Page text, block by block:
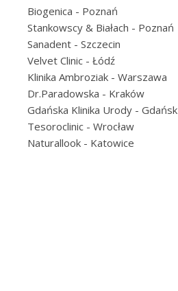
Biogenica - Poznań
Stankowscy & Białach - Poznań
Sanadent - Szczecin
Velvet Clinic - Łódź
Klinika Ambroziak - Warszawa
Dr.Paradowska - Kraków
Gdańska Klinika Urody - Gdańsk
Tesoroclinic - Wrocław
Naturallook - Katowice